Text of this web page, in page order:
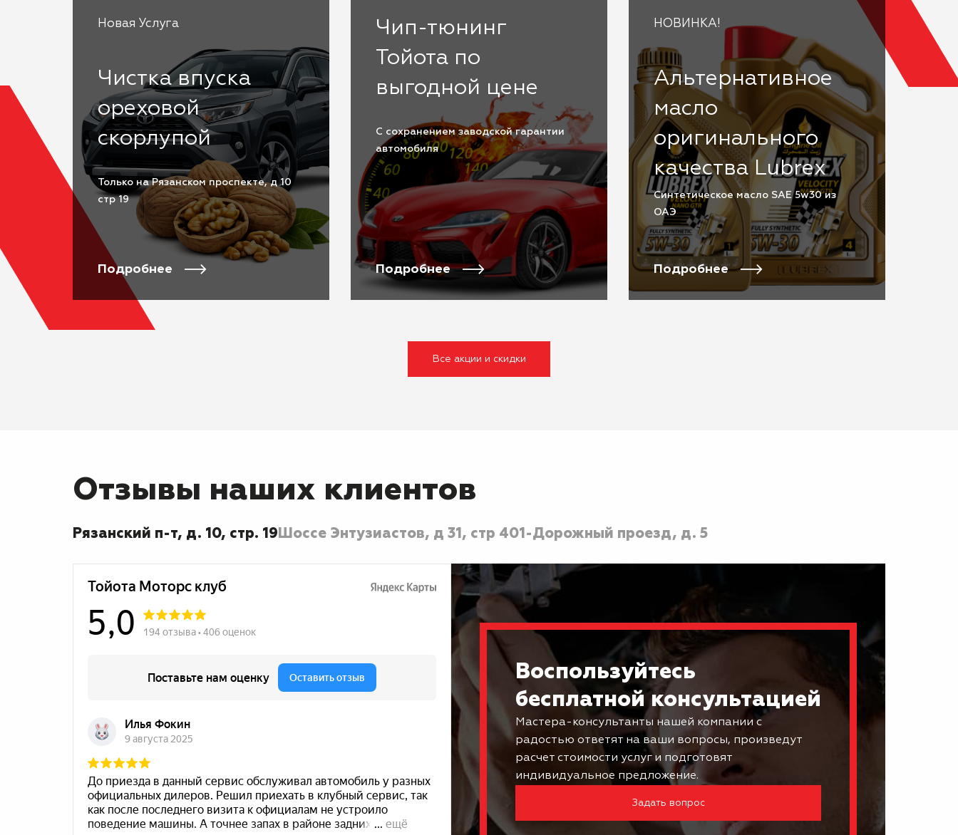
Новая Услуга
Чистка впуска
ореховой
скорлупой
Только на Рязанском проспекте, д 10
стр 19
Подробнее
Чип-тюнинг
Тойота по
выгодной цене
С сохранением заводской гарантии
автомобиля
Подробнее
НОВИНКА!
Альтернативное
масло
оригинального
качества Lubrex
Cинтетическое масло SAE 5w30 из
ОАЭ
Подробнее
Все акции и скидки
Отзывы наших клиентов
Рязанский п-т, д. 10, стр. 19 Шоссе Энтузиастов, д 31, стр 401-Дорожный проезд, д. 5
Воспользуйтесь
бесплатной консультацией
Мастера-консультанты нашей компании с
радостью ответят на ваши вопросы, произведут
расчет стоимости услуг и подготовят
индивидуальное предложение.
Задать вопрос